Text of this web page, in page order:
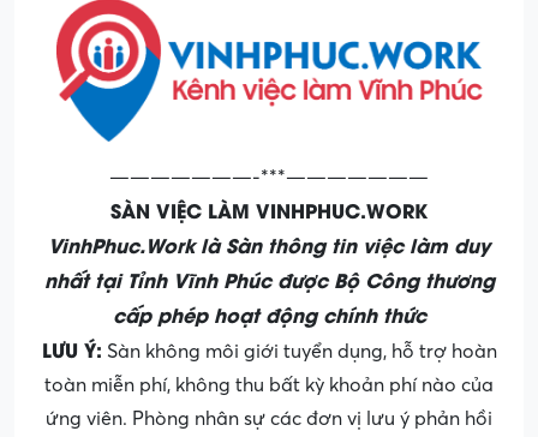
———————-***———————
SÀN VIỆC LÀM VINHPHUC.WORK
VinhPhuc.Work là Sàn thông tin việc làm duy
nhất tại Tỉnh Vĩnh Phúc được Bộ Công thương
cấp phép hoạt động chính thức
LƯU Ý: Sàn không môi giới tuyển dụng, hỗ trợ hoàn
toàn miễn phí, không thu bất kỳ khoản phí nào của
ứng viên. Phòng nhân sự các đơn vị lưu ý phản hồi